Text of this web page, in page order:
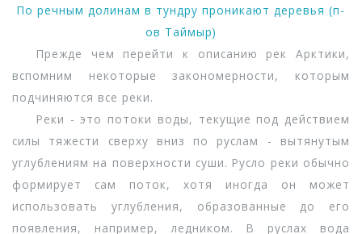
По речным долинам в тундру проникают деревья (п-
ов Таймыр)
Прежде чем перейти к описанию рек Арктики,
вспомним некоторые закономерности, которым
подчиняются все реки.
Реки - это потоки воды, текущие под действием
силы тяжести сверху вниз по руслам - вытянутым
углублениям на поверхности суши. Русло реки обычно
формирует сам поток, хотя иногда он может
использовать углубления, образованные до его
появления, например, ледником. В руслах вода